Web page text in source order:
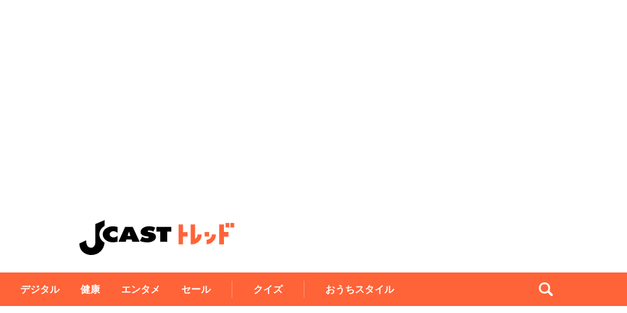
デジタル 健康 エンタメ セール クイズ おうちスタイル